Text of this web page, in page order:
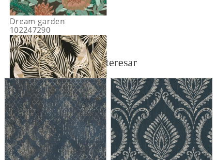
Dream garden
102247290
También te puede interesar